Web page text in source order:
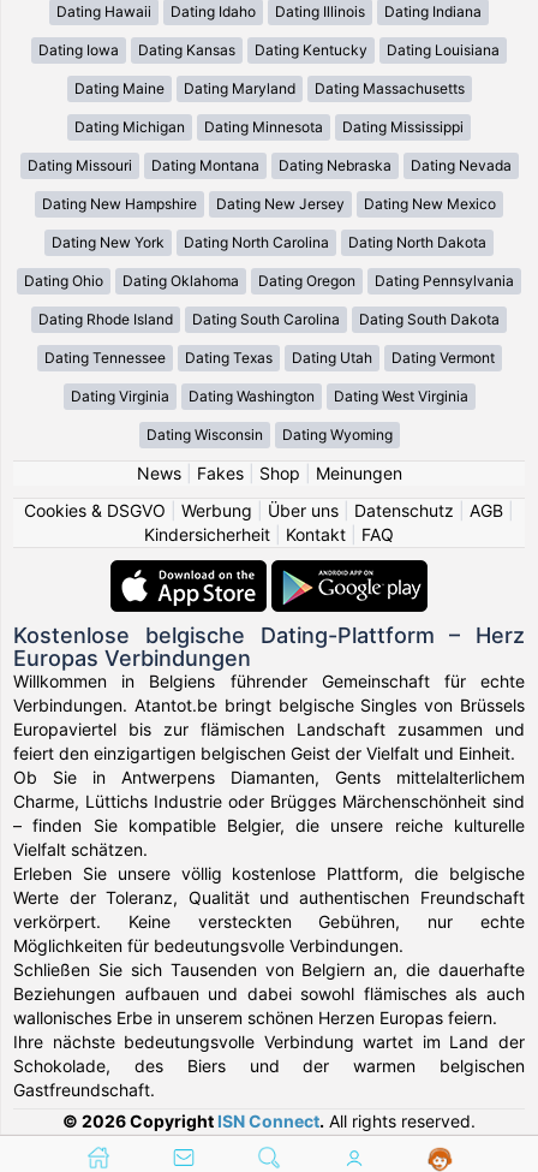
Dating Hawaii Dating Idaho Dating Illinois Dating Indiana
Dating Iowa Dating Kansas Dating Kentucky Dating Louisiana
Dating Maine Dating Maryland Dating Massachusetts
Dating Michigan Dating Minnesota Dating Mississippi
Dating Missouri Dating Montana Dating Nebraska Dating Nevada
Dating New Hampshire Dating New Jersey Dating New Mexico
Dating New York Dating North Carolina Dating North Dakota
Dating Ohio Dating Oklahoma Dating Oregon Dating Pennsylvania
Dating Rhode Island Dating South Carolina Dating South Dakota
Dating Tennessee Dating Texas Dating Utah Dating Vermont
Dating Virginia Dating Washington Dating West Virginia
Dating Wisconsin Dating Wyoming
News| Fakes| Shop
Meinungen
Cookies & DSGVO
Werbung Über uns Datenschutz AGB
Kindersicherheit
Kontakt FAQ
Kostenlose belgische Dating-Plattform – Herz
Europas Verbindungen
Willkommen in Belgiens führender Gemeinschaft für echte
Verbindungen. Atantot.be bringt belgische Singles von Brüssels
Europaviertel bis zur flämischen Landschaft zusammen und
feiert den einzigartigen belgischen Geist der Vielfalt und Einheit.
Ob Sie in Antwerpens Diamanten, Gents mittelalterlichem
Charme, Lüttichs Industrie oder Brügges Märchenschönheit sind
– finden Sie kompatible Belgier, die unsere reiche kulturelle
Vielfalt schätzen.
Erleben Sie unsere völlig kostenlose Plattform, die belgische
Werte der Toleranz, Qualität und authentischen Freundschaft
verkörpert. Keine versteckten Gebühren, nur echte
Möglichkeiten für bedeutungsvolle Verbindungen.
Schließen Sie sich Tausenden von Belgiern an, die dauerhafte
Beziehungen aufbauen und dabei sowohl flämisches als auch
wallonisches Erbe in unserem schönen Herzen Europas feiern.
Ihre nächste bedeutungsvolle Verbindung wartet im Land der
Schokolade, des Biers und der warmen belgischen
Gastfreundschaft.
© 2026 Copyright ISN Connect. All rights reserved.